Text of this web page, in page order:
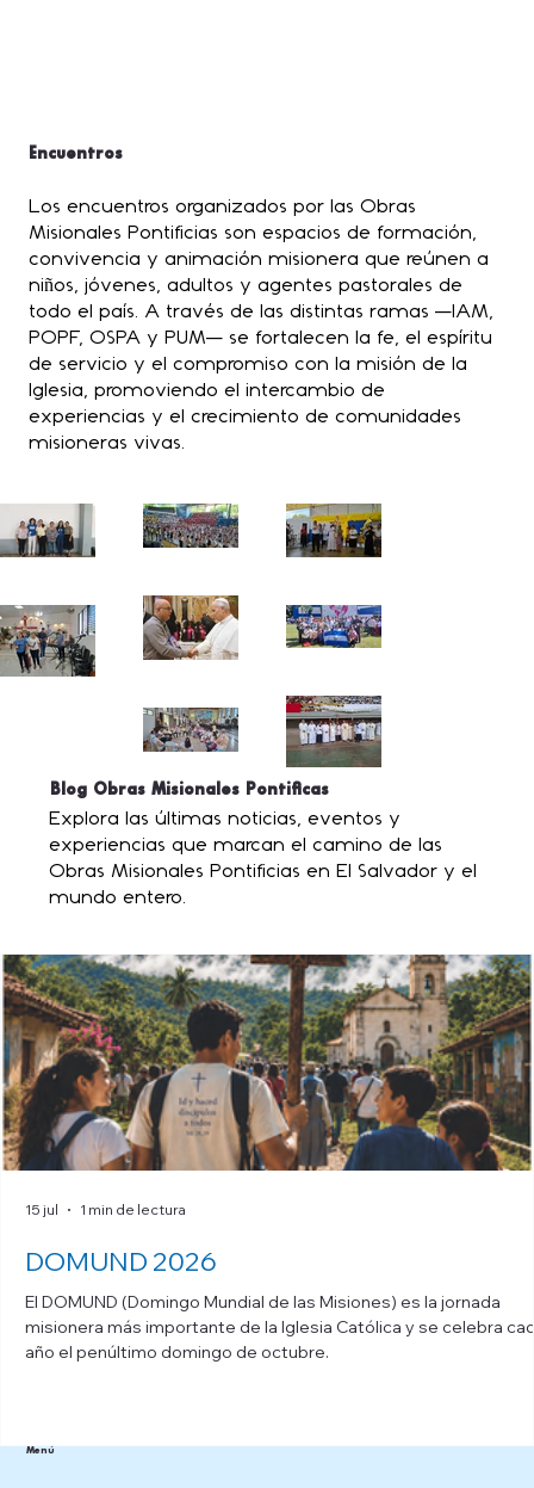
Encuentros
Los encuentros organizados por las Obras
Misionales Pontificias son espacios de formación,
convivencia y animación misionera que reúnen a
niños, jóvenes, adultos y agentes pastorales de
todo el país. A través de las distintas ramas —IAM,
POPF, OSPA y PUM— se fortalecen la fe, el espíritu
de servicio y el compromiso con la misión de la
Iglesia, promoviendo el intercambio de
experiencias y el crecimiento de comunidades
misioneras vivas.
Blog Obras Misionales Pontificas
Explora las últimas noticias, eventos y
experiencias que marcan el camino de las
Obras Misionales Pontificias en El Salvador y el
mundo entero.
DOMUND 2026
El DOMUND (Domingo Mundial de las Misiones) es la jornada
misionera más importante de la Iglesia Católica y se celebra
año el penúltimo domingo de octubre.
15 jul 1 min de lectura
Menú